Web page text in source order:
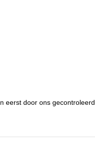
eerst door ons